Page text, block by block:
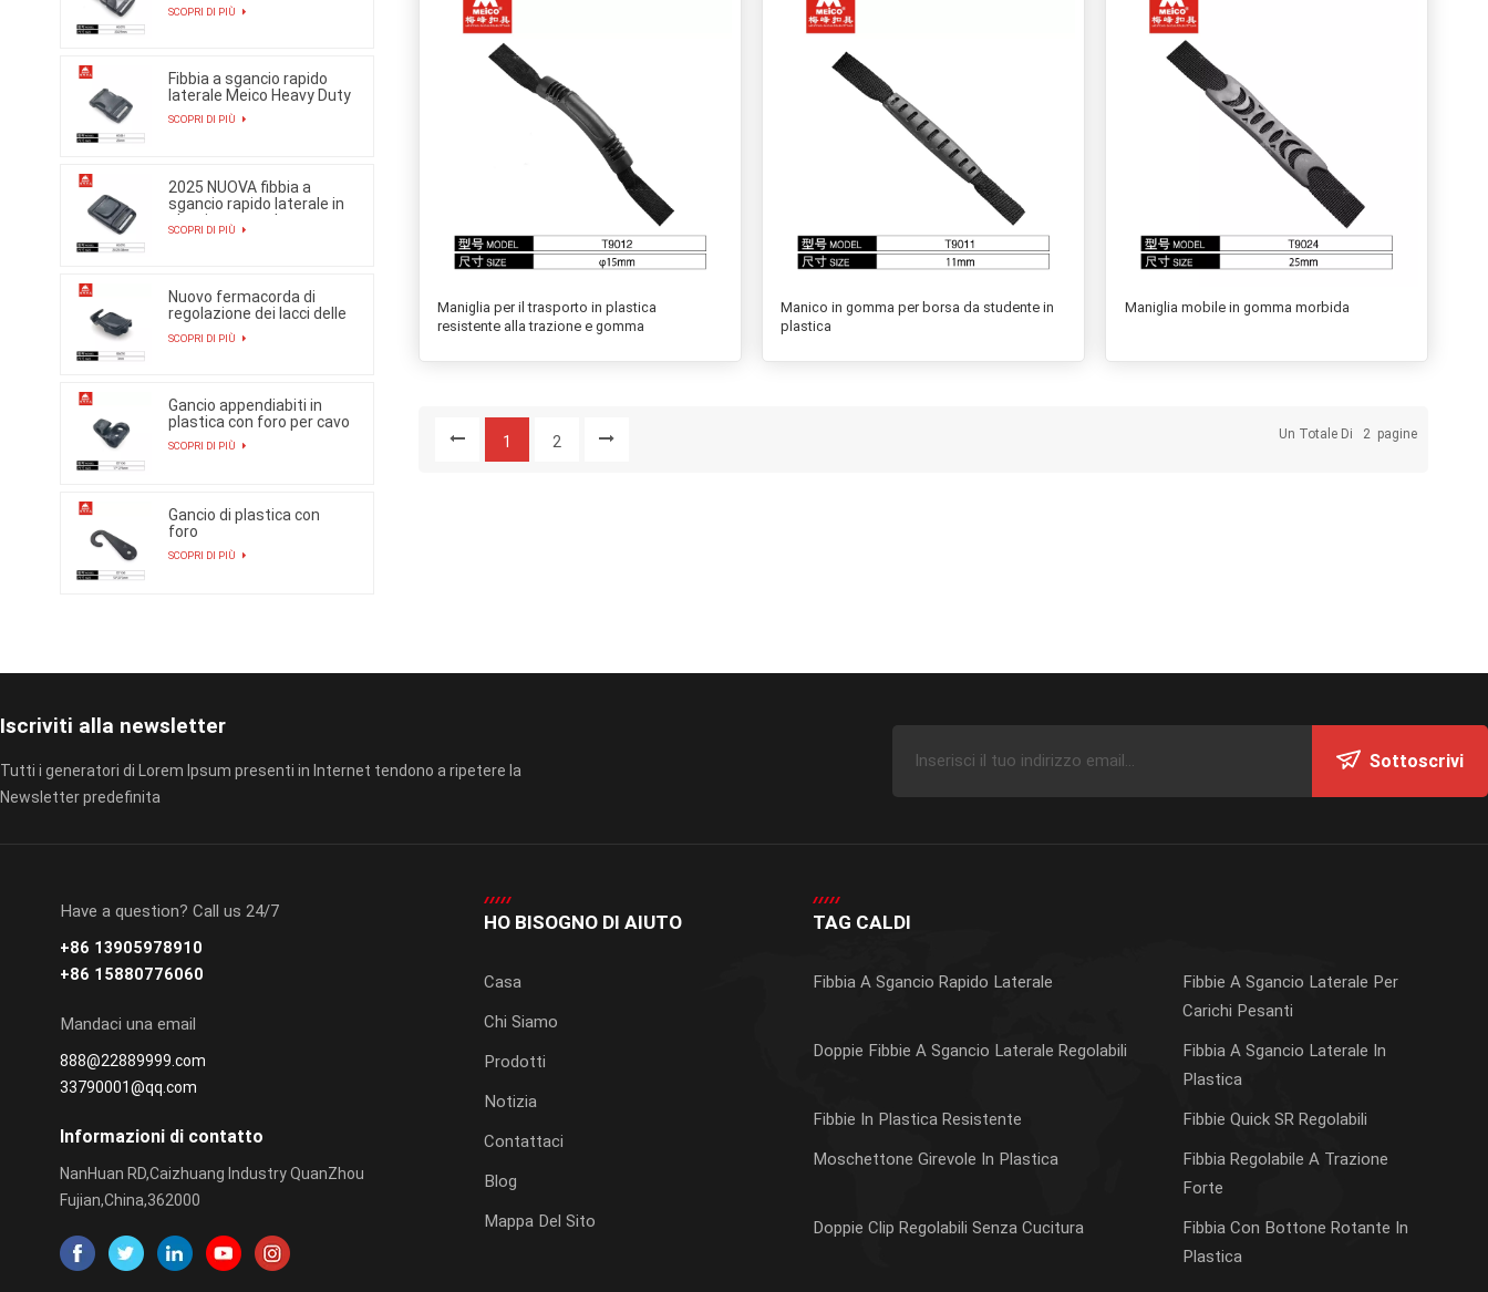
Maniglia per il trasporto in plastica
resistente alla trazione e gomma
Manico in gomma per borsa da studente in
plastica
Maniglia mobile in gomma morbida
1 2 Un Totale Di 2 Pagine
SCOPRI DI PIÙ
Fibbia a sgancio rapido
laterale Meico Heavy Duty
SCOPRI DI PIÙ
2025 NUOVA fibbia a
sgancio rapido laterale in
plastica con pulsante
SCOPRI DI PIÙ
Nuovo fermacorda di
regolazione dei lacci delle
scarpe 2025
SCOPRI DI PIÙ
Gancio appendiabiti in
plastica con foro per cavo
SCOPRI DI PIÙ
Gancio di plastica con
foro
SCOPRI DI PIÙ
Iscriviti alla newsletter
Tutti i generatori di Lorem Ipsum presenti in Internet tendono a ripetere la
Newsletter predefinita
Sottoscrivi
Have a question? Call us 24/7
+86 13905978910
+86 15880776060
Mandaci una email
888@22889999.com
33790001@qq.com
Informazioni di contatto
NanHuan RD,Caizhuang Industry QuanZhou
Fujian,China,362000
HO BISOGNO DI AIUTO
Casa
Chi Siamo
Prodotti
Notizia
Contattaci
Blog
Mappa Del Sito
TAG CALDI
Fibbia A Sgancio Rapido Laterale
Fibbie A Sgancio Laterale Per
Carichi Pesanti
Doppie Fibbie A Sgancio Laterale Regolabili
Fibbia A Sgancio Laterale In
Plastica
Fibbie In Plastica Resistente
Fibbie Quick SR Regolabili
Moschettone Girevole In Plastica
Fibbia Regolabile A Trazione
Forte
Doppie Clip Regolabili Senza Cucitura
Fibbia Con Bottone Rotante In
Plastica